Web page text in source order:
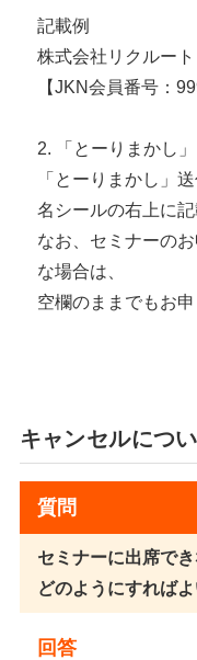
記載例
株式会社リクルー
【JKN会員番号：
2. 「とーりまかし
「とーりまかし」
名シールの右上に記
なお、セミナーの
な場合は、
空欄のままでもお
キャンセルにつ
質問
セミナーに出席で
どのようにすれば
回答